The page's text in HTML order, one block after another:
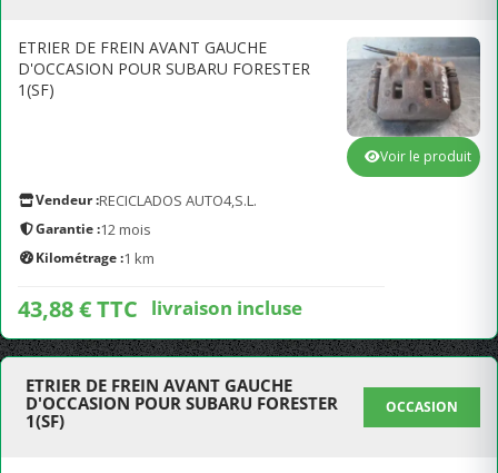
ETRIER DE FREIN AVANT GAUCHE
D'OCCASION POUR SUBARU FORESTER
1(SF)
Vendeur :RECICLADOS AUTO4,S.L.
Garantie :12 mois
Kilométrage :1 km
43,88 € TTC livraison incluse
Voir le produit
ETRIER DE FREIN AVANT GAUCHE
D'OCCASION POUR SUBARU FORESTER
1(SF)
OCCASION